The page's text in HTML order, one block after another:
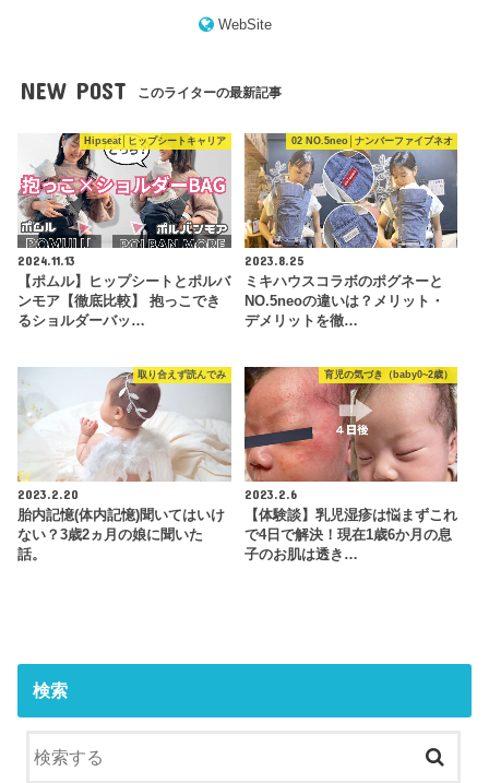
WebSite
NEW POST このライターの最新記事
Hipseat│ヒップシートキャリア
2024.11.13
【ポムル】ヒップシートとポルバ
ンモア【徹底比較】 抱っこでき
るショルダーバッ…
02 NO.5neo│ナンバーファイブネオ
2023.8.25
ミキハウスコラボのポグネーと
NO.5neoの違いは？メリット・
デメリットを徹…
取り合えず読んでみ
2023.2.20
胎内記憶(体内記憶)聞いてはいけ
ない？3歳2ヵ月の娘に聞いた
話。
育児の気づき（baby0~2歳）
2023.2.6
【体験談】乳児湿疹は悩まずこれ
で4日で解決！現在1歳6か月の息
子のお肌は透き…
検索